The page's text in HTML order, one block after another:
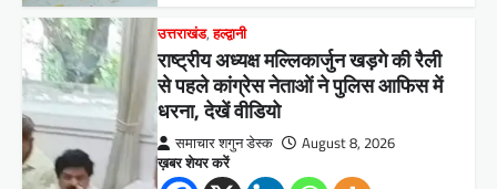
उत्तराखंड,हल्द्वानी
राष्ट्रीय अध्यक्ष मल्लिकार्जुन खड़गे की रैली
से पहले कांग्रेस नेताओं ने पुलिस आफिस में
धरना, देखें वीडियो
समाचार शगुन डेस्क August 8, 2026
ख़बर शेयर करें